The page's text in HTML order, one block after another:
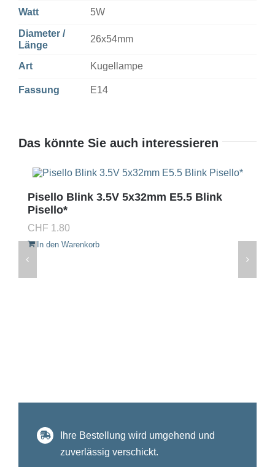
Watt 5W
Diameter /
Länge
26x54mm
Art Kugellampe
Fassung E14
Das könnte Sie auch interessieren
Pisello Blink 3.5V 5x32mm E5.5 Blink
Pisello*
CHF 1.80
In den Warenkorb
Ihre Bestellung wird umgehend und
zuverlässig verschickt.